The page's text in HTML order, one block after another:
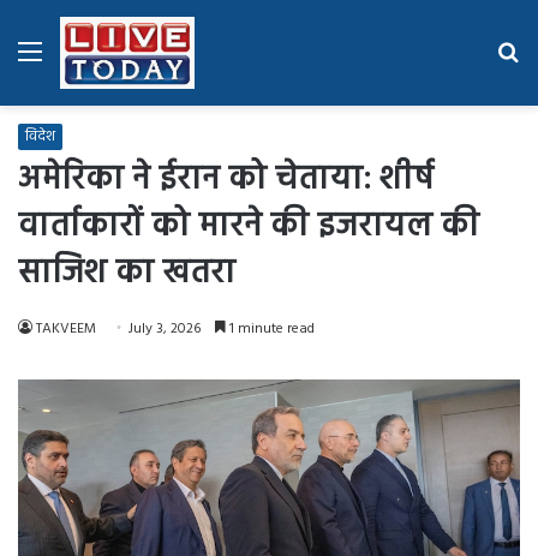
Menu
विदेश
अमेरिका ने ईरान को चेताया: शीर्ष
वार्ताकारों को मारने की इजरायल की
साजिश का खतरा
TAKVEEM July 3, 2026 1 minute read